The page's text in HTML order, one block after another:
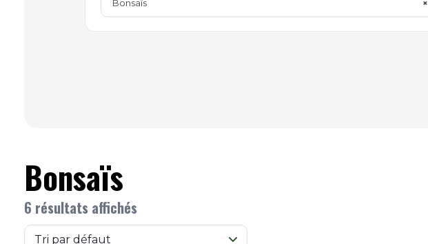
Bonsaïs
6 résultats affichés
×
Bonsaïs